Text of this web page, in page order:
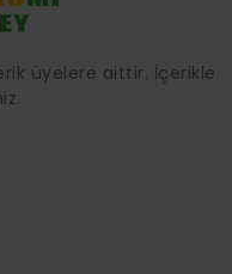
üyelere aittir. İçerikle